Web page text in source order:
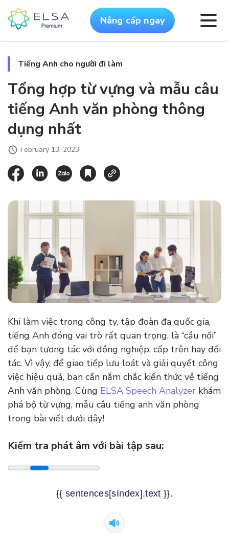
Nâng cấp ngay
Tiếng Anh cho người đi làm
Tổng hợp từ vựng và mẫu câu
tiếng Anh văn phòng thông
dụng nhất
February 13, 2023
Khi làm việc trong công ty, tập đoàn đa quốc gia,
tiếng Anh đóng vai trò rất quan trọng, là “cầu nối”
để bạn tương tác với đồng nghiệp, cấp trên hay đối
tác. Vì vậy, để giao tiếp lưu loát và giải quyết công
việc hiệu quả, bạn cần nắm chắc kiến thức về tiếng
Anh văn phòng. Cùng ELSA Speech Analyzer khám
phá bộ từ vựng, mẫu câu tiếng anh văn phòng
trong bài viết dưới đây!
Kiểm tra phát âm với bài tập sau:
{{ sentences[sIndex].text }}.